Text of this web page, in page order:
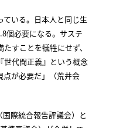
ている。日本人と同じ生
個必要になる。サステ
すことを犠牲にせず、
世代間正義』という概念
点が必要だ」（荒井会
際統合報告評議会）と